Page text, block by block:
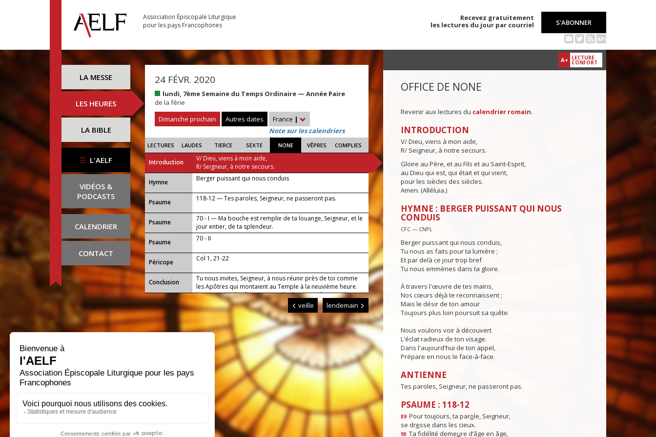
Association Épiscopale Liturgique
pour les pays Francophones
Recevez gratuitement
les lectures du jour par courriel
S'ABONNER
API
LA MESSE
LES HEURES
LA BIBLE
L'AELF
VIDÉOS &
PODCASTS
CALENDRIER
CONTACT
24 FÉVR. 2020
lundi, 7ème Semaine du Temps Ordinaire — Année Paire
de la férie
Dimanche prochain
Autres dates France |
Note sur les calendriers
LECTURES LAUDES TIERCE SEXTE NONE VÊPRES COMPLIES
Introduction
V/ Dieu, viens à mon aide,
R/ Seigneur, à notre secours.
...
Hymne Berger puissant qui nous conduis
Psaume 118-12 — Tes paroles, Seigneur, ne passeront pas.
Psaume
70 - I — Ma bouche est remplie de ta louange, Seigneur, et le
jour entier, de ta splendeur.
Psaume
70 - II
Péricope Col 1, 21-22
Conclusion
Tu nous invites, Seigneur, à nous réunir près de toi comme
les Apôtres qui montaient au Temple à la neuvième heure.
Que notre prière faite au nom de Jésus appelle ton salut sur
tous ceux qui invoquent son nom. Lui qui règne.
veille lendemain
A+ LECTURE
CONFORT
OFFICE DE NONE
Revenir aux lectures du calendrier romain.
INTRODUCTION
V/ Dieu, viens à mon aide,
R/ Seigneur, à notre secours.
Gloire au Père, et au Fils et au Saint-Esprit,
au Dieu qui est, qui était et qui vient,
pour les siècles des siècles.
Amen. (Alléluia.)
HYMNE : BERGER PUISSANT QUI NOUS
CONDUIS
CFC — CNPL
Berger puissant qui nous conduis,
Tu nous as faits pour ta lumière ;
Et par delà ce jour trop bref
Tu nous emmènes dans ta gloire.
À travers l'œuvre de tes mains,
Nos cœurs déjà te reconnaissent ;
Mais le désir de ton amour
Toujours plus loin poursuit sa quête.
Nous voulons voir à découvert
L'éclat radieux de ton visage.
Dans l'aujourd'hui de ton appel,
Prépare en nous le face-à-face.
ANTIENNE
Tes paroles, Seigneur, ne passeront pas.
PSAUME : 118-12
89 Pour toujours, ta parole, Seigneur,
se dresse dans les cieux.
90 Ta fidélité demeure d’âge en âge,